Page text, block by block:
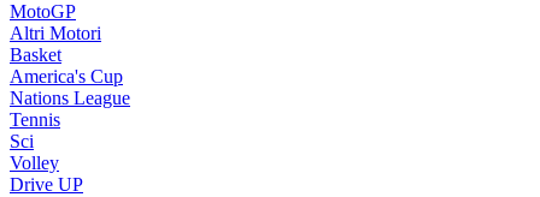
MotoGP
Altri Motori
Basket
America's Cup
Nations League
Tennis
Sci
Volley
Drive UP